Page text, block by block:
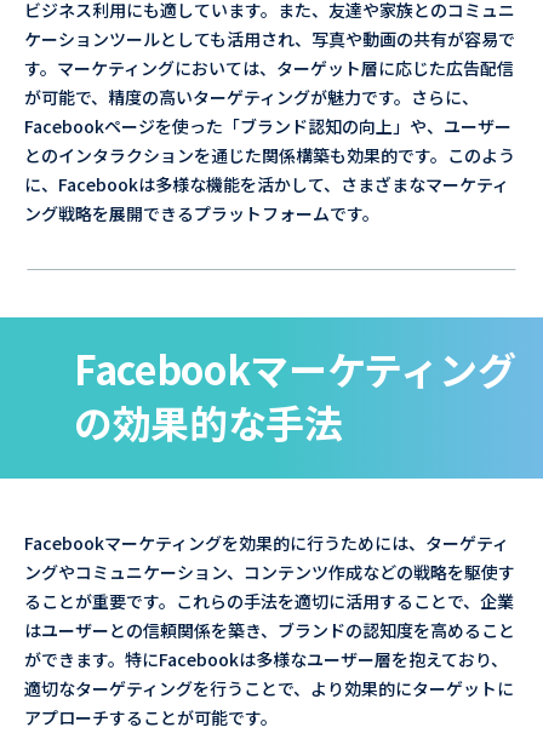
ビジネス利用にも適しています。また、友達や家族とのコミュニ
ケーションツールとしても活用され、写真や動画の共有が容易で
す。マーケティングにおいては、ターゲット層に応じた広告配信
が可能で、精度の高いターゲティングが魅力です。さらに、
Facebookページを使った「ブランド認知の向上」や、ユーザー
とのインタラクションを通じた関係構築も効果的です。このよう
に、Facebookは多様な機能を活かして、さまざまなマーケティ
ング戦略を展開できるプラットフォームです。
Facebookマーケティング
の効果的な手法
Facebookマーケティングを効果的に行うためには、ターゲティ
ングやコミュニケーション、コンテンツ作成などの戦略を駆使す
ることが重要です。これらの手法を適切に活用することで、企業
はユーザーとの信頼関係を築き、ブランドの認知度を高めること
ができます。特にFacebookは多様なユーザー層を抱えており、
適切なターゲティングを行うことで、より効果的にターゲットに
アプローチすることが可能です。